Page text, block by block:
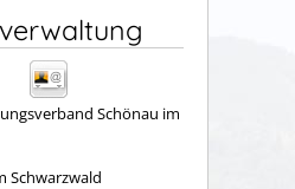
Schönau im
Schwarzwald